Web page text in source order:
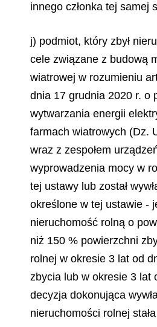
innego członka tej samej
j) podmiot, który zbył
cele związane z budową
wiatrowej w rozumieniu
dnia 17 grudnia 2020 r. o
wytwarzania energii
farmach wiatrowych (Dz.
wraz z zespołem
wyprowadzenia mocy w
tej ustawy lub został
określone w tej ustawie -
nieruchomość rolną o
niż 150 % powierzchni
rolnej w okresie 3 lat od
zbycia lub w okresie 3 lat
decyzja dokonująca
nieruchomości rolnej